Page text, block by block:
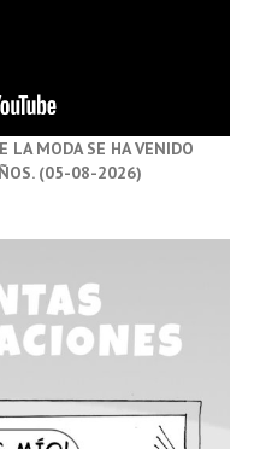
LA MODA SE HA VENIDO
(05-08-2026)